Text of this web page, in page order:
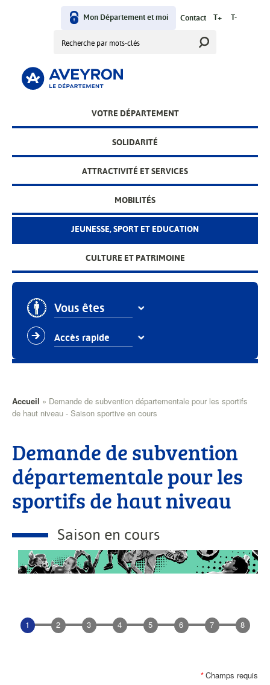
menu
Mon Département et moi Contact T+ T-
VOTRE DÉPARTEMENT
SOLIDARITÉ
ATTRACTIVITÉ ET SERVICES
MOBILITÉS
JEUNESSE, SPORT ET EDUCATION
CULTURE ET PATRIMOINE
Vous êtes
Accès rapide
Fil
Accueil
Demande de subvention départementale pour les sportifs
de haut niveau - Saison sportive en cours
Demande de subvention
départementale pour les
sportifs de haut niveau
Saison en cours